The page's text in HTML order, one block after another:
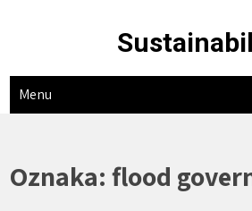
Menu
Oznaka:flood